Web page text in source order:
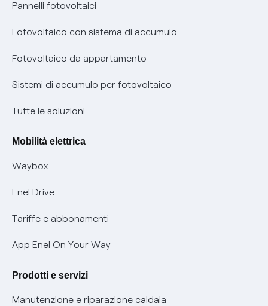
Diritto di ripensamento
Parental Control – Navigazione sicura
Informazioni precontrattuali prodotti e servizi
Condizioni generali di contratto prodotti e servizi
Informativa RAEE
Informativa Privacy AI
prescrizione
Remit
Certificazioni
Nuove regole europee per la protezione dei dati
Offerte Placet non vulnerabili
Offerta Tutela Vulnerabilità Gas
Mobilità Elettrica
Phishing e truffe online
Verifica chi ti ha chiamato
Agevolazione utenti con disabilità per offerte Fibra
Informativa RAEE
Pannelli fotovoltaici
Fotovoltaico con sistema di accumulo
Fotovoltaico da appartamento
Sistemi di accumulo per fotovoltaico
Tutte le soluzioni
Mobilità elettrica
Waybox
Enel Drive
Tariffe e abbonamenti
App Enel On Your Way
Prodotti e servizi
Manutenzione e riparazione caldaia